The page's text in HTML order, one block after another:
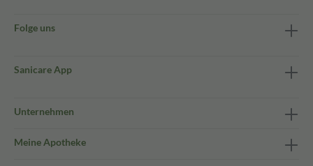
Folge uns
Sanicare App
Unternehmen
Meine Apotheke